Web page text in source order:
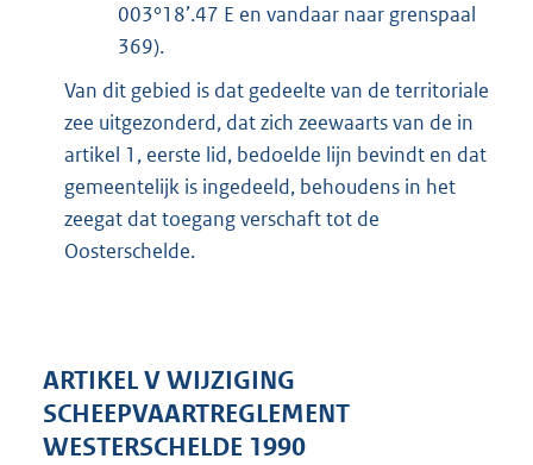
003°18’.47 E en vandaar naar grenspaal
369).
Van dit gebied is dat gedeelte van de territoriale
zee uitgezonderd, dat zich zeewaarts van de in
artikel 1, eerste lid, bedoelde lijn bevindt en dat
gemeentelijk is ingedeeld, behoudens in het
zeegat dat toegang verschaft tot de
Oosterschelde.
ARTIKEL V WIJZIGING
SCHEEPVAARTREGLEMENT
WESTERSCHELDE 1990